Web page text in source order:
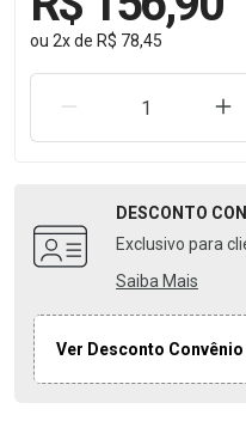
ou 2xde R$ 78,45
REMOVER UMA
DESCONTO
Exclusivo para
Saiba Mais
Ver Desconto Convênio